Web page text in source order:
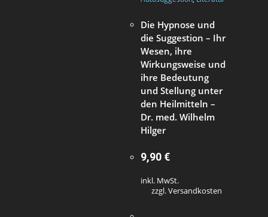
Die Hypnose und
die Suggestion – Ihr
Wesen, ihre
Wirkungsweise und
ihre Bedeutung
und Stellung unter
den Heilmitteln –
Dr. med. Wilhelm
Hilger
9,90 €
inkl. MwSt.
zzgl. Versandkosten